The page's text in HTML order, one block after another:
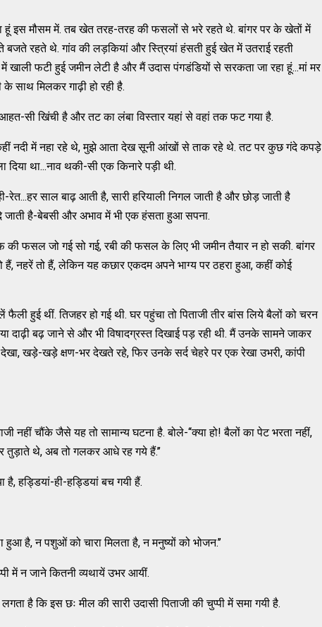
हूं इस मौसम में. तब खेत तरह-तरह की फसलों से भरे रहते थे. बांगर पर के खेतों में
रहते थे. गांव की लड़कियां और स्त्रियां हंसती हुई खेत में उतराई रहती
खाली फटी हुई जमीन लेटी है और मैं उदास पंगडंडियों से सरकता जा रहा हूं...मां मर
साथ मिलकर गाढ़ी हो रही है.
सी खिंची है और तट का लंबा विस्तार यहां से वहां तक फट गया है.
नदी में नहा रहे थे, मुझे आता देख सूनी आंखों से ताक रहे थे. तट पर कुछ गंदे कपड़े
था...नाव थकी-सी एक किनारे पड़ी थी.
साल बाढ़ आती है, सारी हरियाली निगल जाती है और छोड़ जाती है
जाती है-बेबसी और अभाव में भी एक हंसता हुआ सपना.
की फसल जो गई सो गई, रबी की फसल के लिए भी जमीन तैयार न हो सकी. बांगर
नहरें तो हैं, लेकिन यह कछार एकदम अपने भाग्य पर ठहरा हुआ, कहीं कोई
हुई थीं. तिजहर हो गई थी. घर पहुंचा तो पिताजी तीर बांस लिये बैलों को चरन
दाढ़ी बढ़ जाने से और भी विषादग्रस्त दिखाई पड़ रही थी. मैं उनके सामने जाकर
देखा, खड़े-खड़े क्षण-भर देखते रहे, फिर उनके सर्द चेहरे पर एक रेखा उभरी, कांपी
नहीं चौंके जैसे यह तो सामान्य घटना है. बोले-‘‘क्या हो! बैलों का पेट भरता नहीं,
तुड़ाते थे, अब तो गलकर आधे रह गये हैं.’’
हड्डियां-ही-हड्डियां बच गयी हैं.
है, न पशुओं को चारा मिलता है, न मनुष्यों को भोजन.’’
में न जाने कितनी व्यथायें उभर आयीं.
है कि इस छः मील की सारी उदासी पिताजी की चुप्पी में समा गयी है.